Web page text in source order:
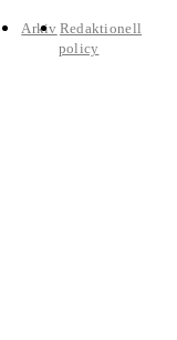
Arkiv Redaktionell
policy